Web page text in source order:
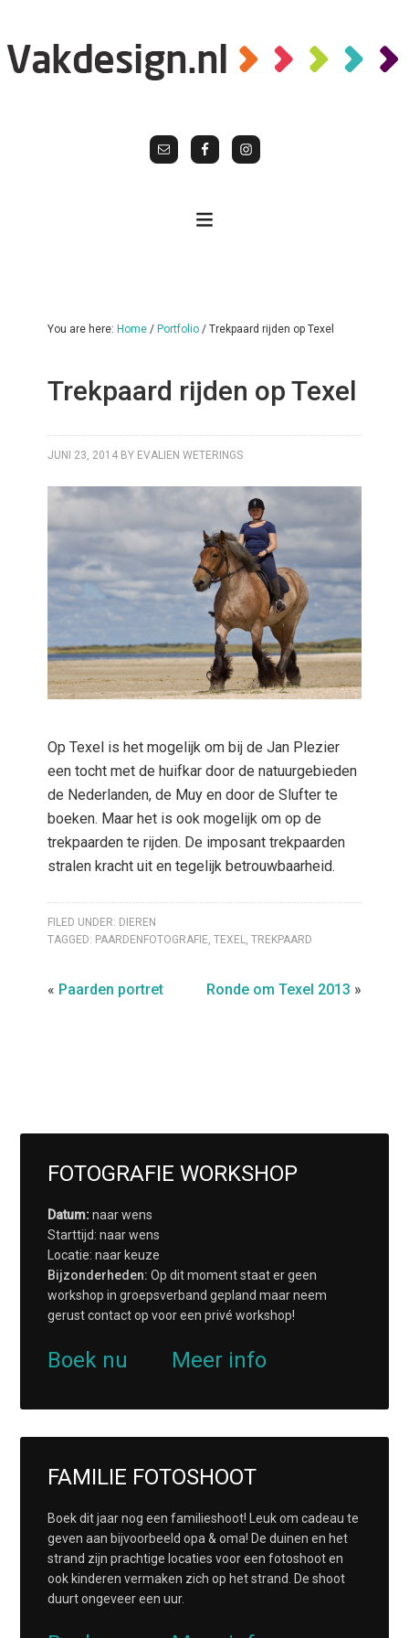
You are here: Home / Portfolio / Trekpaard rijden op Texel
Trekpaard rijden op Texel
JUNI 23, 2014 BY EVALIEN WETERINGS
Op Texel is het mogelijk om bij de Jan Plezier
een tocht met de huifkar door de natuurgebieden
de Nederlanden, de Muy en door de Slufter te
boeken. Maar het is ook mogelijk om op de
trekpaarden te rijden. De imposant trekpaarden
stralen kracht uit en tegelijk betrouwbaarheid.
FILED UNDER: DIEREN
TAGGED: PAARDENFOTOGRAFIE,TEXEL,TREKPAARD
« Paarden portret Ronde om Texel 2013 »
FOTOGRAFIE WORKSHOP
Datum:naar wens
Starttijd: naar wens
Locatie: naar keuze
Bijzonderheden: Op dit moment staat er geen
workshop in groepsverband gepland maar neem
gerust contact op voor een privé workshop!
Boek nu Meer info
FAMILIE FOTOSHOOT
Boek dit jaar nog een familieshoot! Leuk om cadeau te
geven aan bijvoorbeeld opa & oma! De duinen en het
strand zijn prachtige locaties voor een fotoshoot en
ook kinderen vermaken zich op het strand. De shoot
duurt ongeveer een uur.